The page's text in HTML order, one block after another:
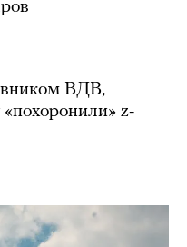
ВДВ,
z-